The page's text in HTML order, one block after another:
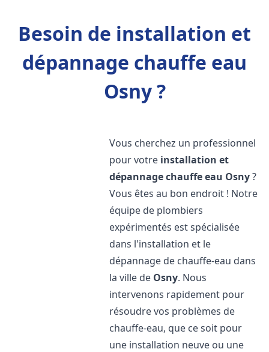
Besoin de installation et
dépannage chauffe eau
Osny ?
Vous cherchez un professionnel
pour votre installation et
dépannage chauffe eau Osny?
Vous êtes au bon endroit ! Notre
équipe de plombiers
expérimentés est spécialisée
dans l'installation et le
dépannage de chauffe-eau dans
la ville de Osny. Nous
intervenons rapidement pour
résoudre vos problèmes de
chauffe-eau, que ce soit pour
une installation neuve ou une